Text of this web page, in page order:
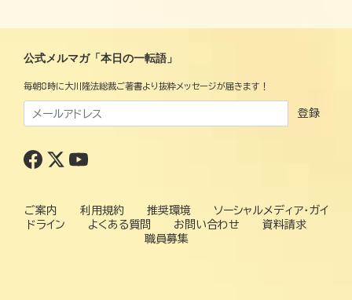
公式メルマガ「本日の一転語」
毎朝8時に大川隆法総裁ご著書より抜粋メッセージが届きます！
登録
ご案内 利用規約 推奨環境
ソーシャルメディア・ガイ
ドライン
よくある質問 お問い合わせ
資料請求
職員募集